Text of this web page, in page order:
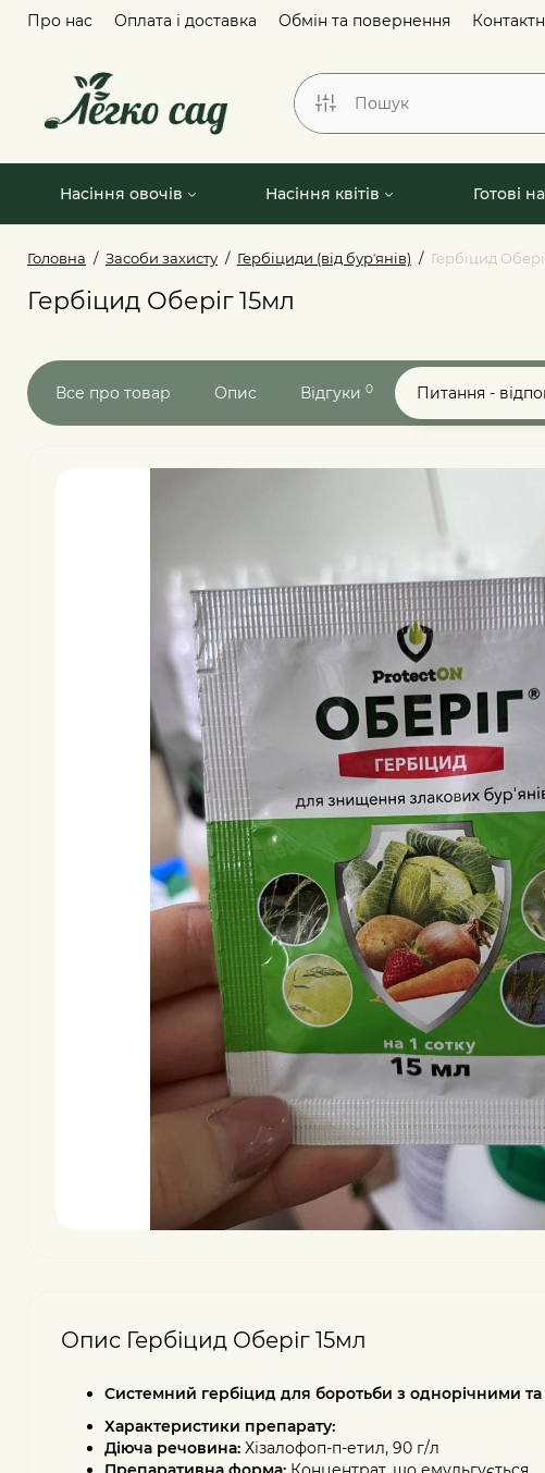
Про нас Оплата і доставка Обмін та повернення
Насіння овочів Насіння квітів Готові
Головна Засоби захисту Гербіциди (від бурʼянів) Гербіцид
Гербіцид Оберіг 15мл
Все про товар Опис Відгуки 0 Питання -
Опис Гербіцид Оберіг 15мл
Системний гербіцид для боротьби з однорічними та
Характеристики препарату:
Діюча речовина: Хізалофоп-п-етил, 90 г/л